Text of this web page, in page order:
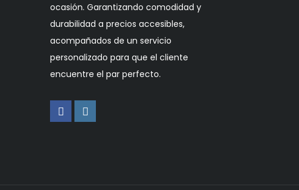
ocasión. Garantizando comodidad y
durabilidad a precios accesibles,
acompañados de un servicio
personalizado para que el cliente
encuentre el par perfecto.